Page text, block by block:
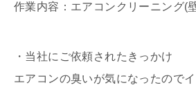
作業内容：エアコンクリーニング(
・当社にご依頼されたきっかけ
エアコンの臭いが気になったので